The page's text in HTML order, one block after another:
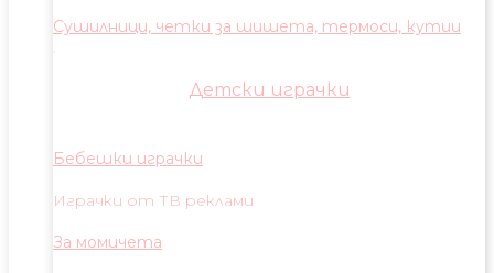
Сушилници, четки за шишета, термоси, кутии
Детски играчки
Бебешки играчки
Играчки от ТВ реклами
За момичета